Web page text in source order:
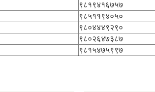
९८१९४१६७५७
९८५११९४०५०
९८०४४४९२९०
९८०२६४७३८७
९८१५४७५९९७